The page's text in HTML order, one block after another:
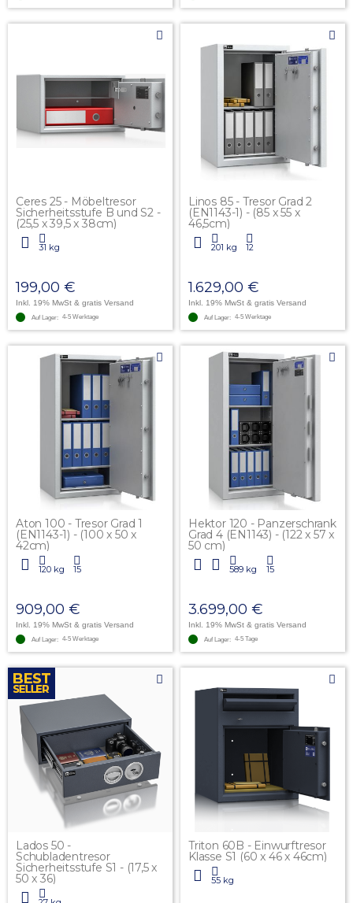
Ceres 25 - Möbeltresor
Sicherheitsstufe B und S2 -
(25,5 x 39,5 x 38cm)
31 kg
199,00 €
Inkl. 19% MwSt & gratis Versand
Auf Lager: 4-5 Werktage
Linos 85 - Tresor Grad 2
(EN1143-1) - (85 x 55 x
46,5cm)
201 kg 12
1.629,00 €
Inkl. 19% MwSt & gratis Versand
Auf Lager: 4-5 Werktage
Aton 100 - Tresor Grad 1
(EN1143-1) - (100 x 50 x
42cm)
120 kg 15
909,00 €
Inkl. 19% MwSt & gratis Versand
Auf Lager: 4-5 Werktage
Hektor 120 - Panzerschrank
Grad 4 (EN1143) - (122 x 57 x
50 cm)
589 kg 15
3.699,00 €
Inkl. 19% MwSt & gratis Versand
Auf Lager: 4-5 Tage
Lados 50 -
Schubladentresor
Sicherheitsstufe S1 - (17,5 x
50 x 36)
Triton 60B - Einwurftresor
Klasse S1 (60 x 46 x 46cm)
55 kg